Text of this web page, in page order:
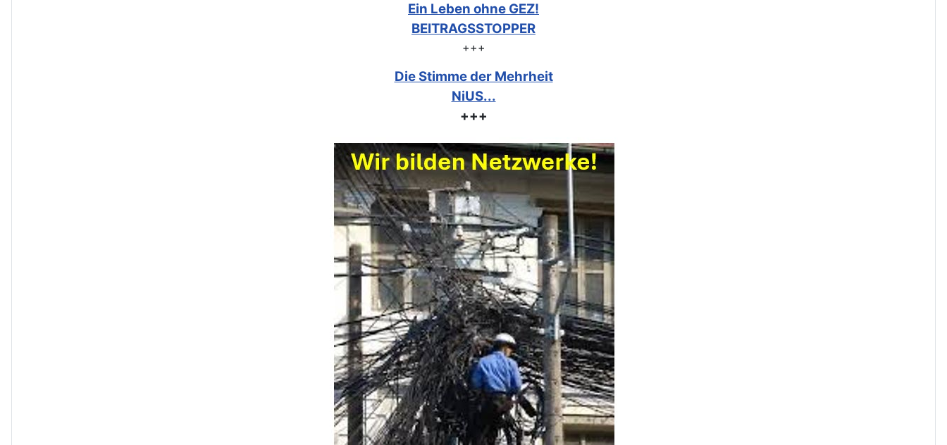
Ein Leben ohne GEZ!
BEITRAGSSTOPPER
+++
Die Stimme der Mehrheit
NiUS...
+++